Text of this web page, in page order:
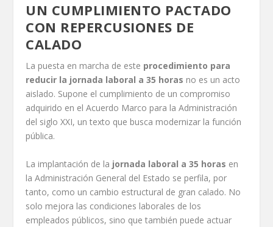
UN CUMPLIMIENTO PACTADO
CON REPERCUSIONES DE
CALADO
La puesta en marcha de este procedimiento para
reducir la jornada laboral a 35 horas no es un acto
aislado. Supone el cumplimiento de un compromiso
adquirido en el Acuerdo Marco para la Administración
del siglo XXI, un texto que busca modernizar la función
pública.
La implantación de la jornada laboral a 35 horas en
la Administración General del Estado se perfila, por
tanto, como un cambio estructural de gran calado. No
solo mejora las condiciones laborales de los
empleados públicos, sino que también puede actuar